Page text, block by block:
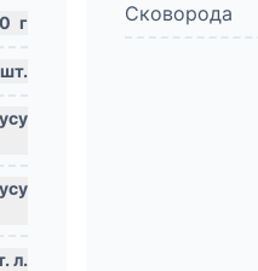
г
шт.
л.
Сковорода